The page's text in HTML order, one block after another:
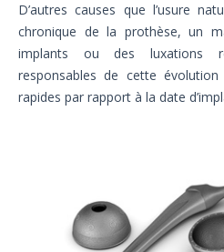
D’autres causes que l’usure
chronique de la prothèse, un
implants ou des luxations
responsables de cette
rapides par rapport à la date